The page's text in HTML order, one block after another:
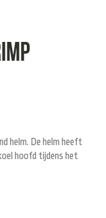
helm. De helm heeft
hoofd tijdens het